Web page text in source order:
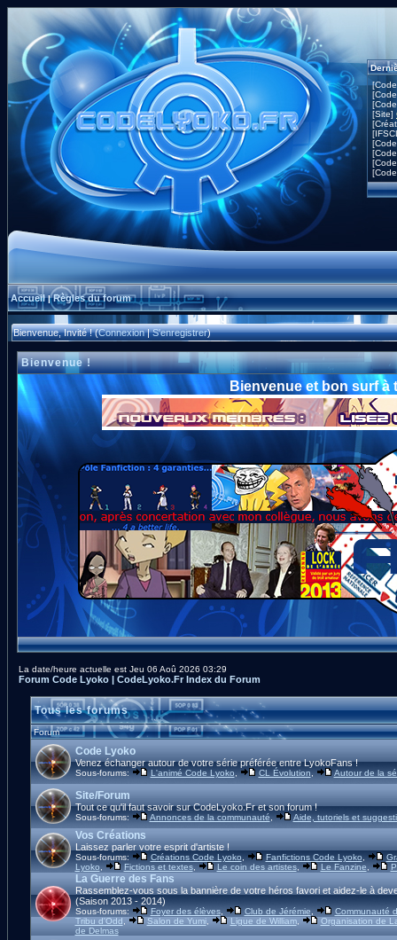
[Site]
Accueil|Règles du forum
Bienvenue, Invité ! (Connexion|S'enregistrer)
Bienvenue !
Bienvenue et bon surf à
La date/heure actuelle est Jeu 06 Aoû 2026 03:29
Forum Code Lyoko | CodeLyoko.Fr Index du Forum
Tous les forums
Forum
Code Lyoko
Venez échanger autour de votre série préférée entre LyokoFans !
Sous-forums: L'animé Code Lyoko, CL Évolution Autour de la
Site/Forum
Tout ce qu'il faut savoir sur CodeLyoko.Fr et son forum !
Sous-forums: Annonces de la communauté, Aide, tutoriels et
Vos Créations
Laissez parler votre esprit d'artiste !
Sous-forums: Créations Code Lyoko, Fanfictions Code Lyoko,
Lyoko, Fictions et textes, Le coin des artistes, Le Fanzine
La Guerre des Fans
Rassemblez-vous sous la bannière de votre héros favori et aidez-le à
(Saison 2013 - 2014)
Sous-forums: Foyer des élèves, Club de Jérémie
Communauté
Tribu d'Odd
Salon de Yumi, Ligue de William,
Organisation de
de Delmas